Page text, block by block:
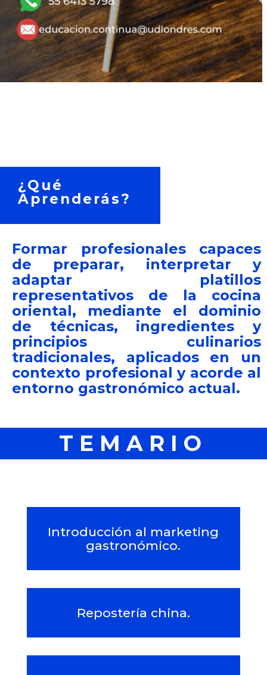
¿Qué
Aprenderás?
Formar profesionales capaces
de preparar, interpretar y
adaptar platillos
representativos de la cocina
oriental, mediante el dominio
de técnicas, ingredientes y
principios culinarios
tradicionales, aplicados en un
contexto profesional y acorde al
entorno gastronómico actual.
TEMARIO
Introducción al marketing
gastronómico.
Repostería china.